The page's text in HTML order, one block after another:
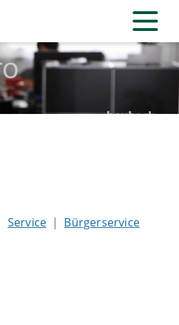
Service
Bürgerservice